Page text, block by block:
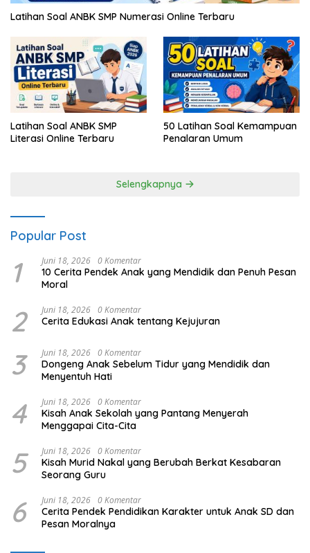
Latihan Soal ANBK SMP Numerasi Online Terbaru
Latihan Soal ANBK SMP
Literasi Online Terbaru
50 Latihan Soal Kemampuan
Penalaran Umum
Selengkapnya
Popular Post
1 Juni 18, 2026 0 Komentar
10 Cerita Pendek Anak yang Mendidik dan Penuh Pesan
Moral
2 Juni 18, 2026 0 Komentar
Cerita Edukasi Anak tentang Kejujuran
3 Juni 18, 2026 0 Komentar
Dongeng Anak Sebelum Tidur yang Mendidik dan
Menyentuh Hati
4 Juni 18, 2026 0 Komentar
Kisah Anak Sekolah yang Pantang Menyerah
Menggapai Cita-Cita
5 Juni 18, 2026 0 Komentar
Kisah Murid Nakal yang Berubah Berkat Kesabaran
Seorang Guru
6 Juni 18, 2026 0 Komentar
Cerita Pendek Pendidikan Karakter untuk Anak SD dan
Pesan Moralnya